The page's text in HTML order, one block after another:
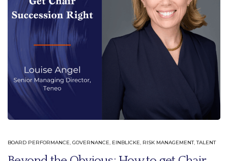
BOARD PERFORMANCE, GOVERNANCE, EINBLICKE, RISK MANAGEMENT,TALENT